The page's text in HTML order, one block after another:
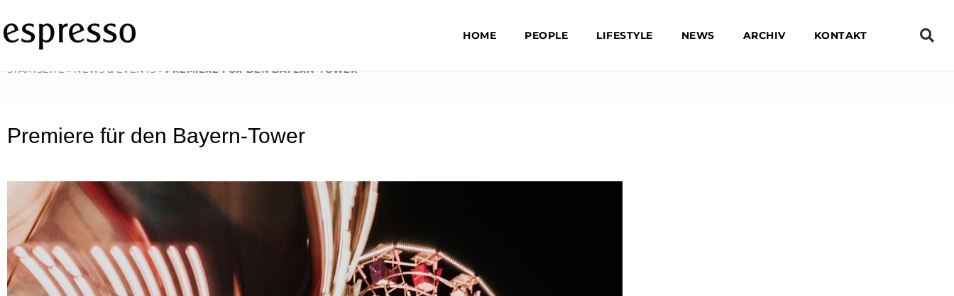
Inhalt
springen
HOME PEOPLE LIFESTYLE NEWS ARCHIV KONTAKT
STARTSEITE » NEWS & EVENTS » PREMIERE FÜR DEN BAYERN-TOWER
Premiere für den Bayern-Tower